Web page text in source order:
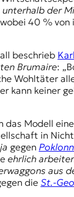
unterhalb der
40 %
beschrieb
Brumaire:
Wohltäter
kann keiner
das Modell
in
gegen
ehrlich
aus
die St.-